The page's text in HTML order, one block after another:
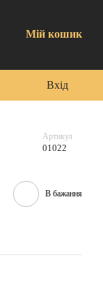
Мій кошик
Вхід
Артикул
01022
В бажання